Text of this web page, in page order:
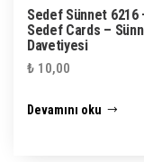
Sedef Sünnet 6216
Sedef Cards –
Davetiyesi
₺ 10,00
Devamını oku